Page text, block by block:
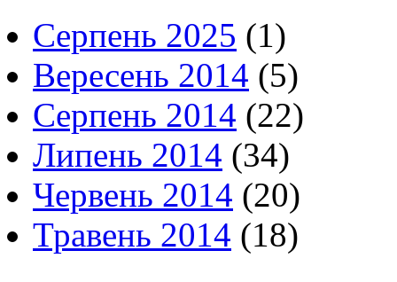
Серпень 2025 (1)
Вересень 2014 (5)
Серпень 2014 (22)
Липень 2014 (34)
Червень 2014 (20)
Травень 2014 (18)